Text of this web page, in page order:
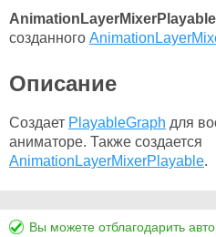
AnimationLayerMixerPlayable
созданного
Описание
Создает PlayableGraph для
аниматоре. Также создается
AnimationLayerMixerPlayable.
Вы можете отблагодарить